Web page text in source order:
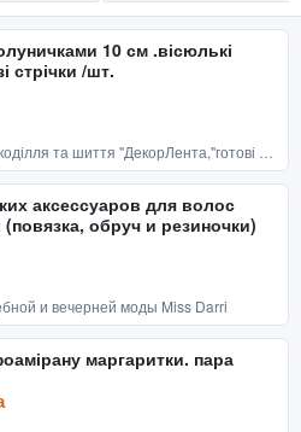
10 см .вісюлькі
стрічки /шт.
аксессуаров для волос
обруч и резиночки)
и вечерней моды Miss Darri
маргаритки. пара